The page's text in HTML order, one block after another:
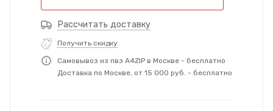
Рассчитать доставку
Получить скидку
Самовывоз из пвз A4ZIP в Москве - бесплатно
Доставка по Москве, от 15 000 руб. - бесплатно